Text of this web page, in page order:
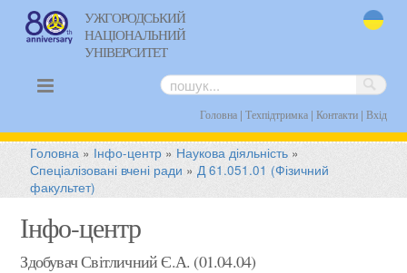
УЖГОРОДСЬКИЙ
НАЦІОНАЛЬНИЙ
УНІВЕРСИТЕТ
Головна| Техпідтримка| Контакти| Вхід
Головна » Інфо-центр » Наукова діяльність »
Спеціалізовані вчені ради »Д 61.051.01 (Фізичний
факультет)
Інфо-центр
Здобувач Світличний Є.А. (01.04.04)